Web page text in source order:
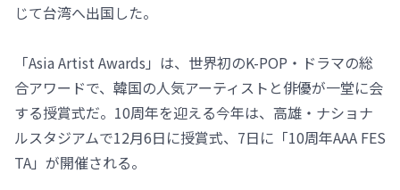
じて台湾へ出国した。
「Asia Artist Awards」は、世界初のK-POP・ドラマの総
合アワードで、韓国の人気アーティストと俳優が一堂に会
する授賞式だ。10周年を迎える今年は、高雄・ナショナ
ルスタジアムで12月6日に授賞式、7日に「10周年AAA FES
TA」が開催される。